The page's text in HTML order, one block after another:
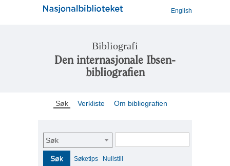
English
Bibliografi
Den internasjonale Ibsen-
bibliografien
Søk Verkliste Om bibliografien
Søk
Søk Søketips Nullstill